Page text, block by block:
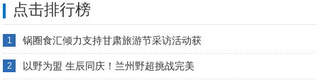
点击排行榜
1 锅圈食汇倾力支持甘肃旅游节采访活动获
2 以野为盟 生辰同庆！兰州野超挑战完美